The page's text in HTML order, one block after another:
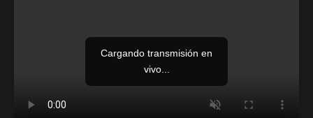
Cargando transmisión en
vivo...